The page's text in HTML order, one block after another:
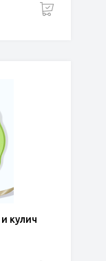
кулич